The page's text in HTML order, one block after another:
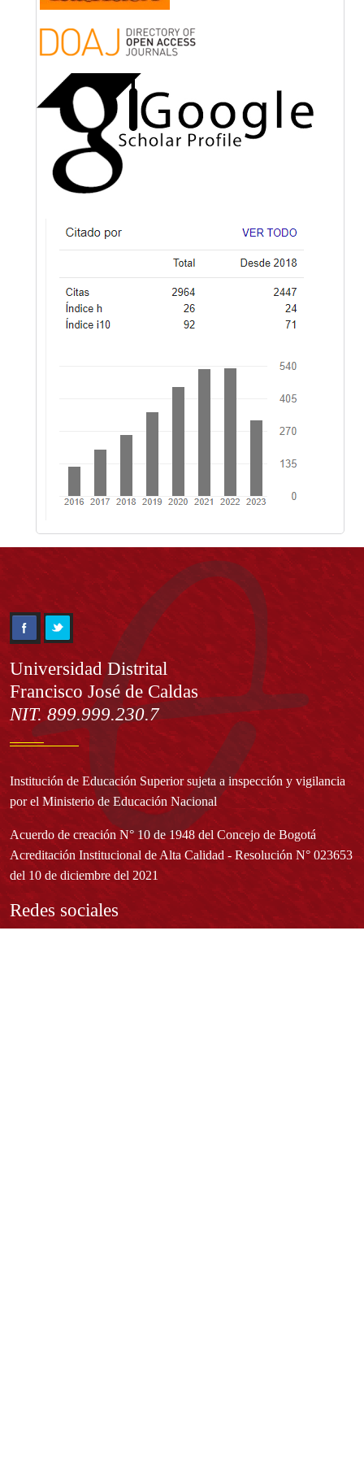
Información
Universidad Distrital
Francisco José de Caldas
NIT. 899.999.230.7
Institución de Educación Superior sujeta a inspección y vigilancia
por el Ministerio de Educación Nacional
Acuerdo de creación N° 10 de 1948 del Concejo de Bogotá
Acreditación Institucional de Alta Calidad - Resolución N° 023653
del 10 de diciembre del 2021
Redes sociales